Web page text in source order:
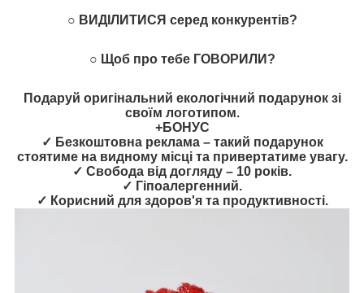
○ ВИДІЛИТИСЯ серед конкурентів?
○ Щоб про тебе ГОВОРИЛИ?
Подаруй оригінальний екологічний подарунок зі
своїм логотипом.
+БОНУС
✓ Безкоштовна реклама – такий подарунок
стоятиме на видному місці та привертатиме увагу.
✓ Свобода від догляду – 10 років.
✓ Гіпоалергенний.
✓ Корисний для здоров'я та продуктивності.